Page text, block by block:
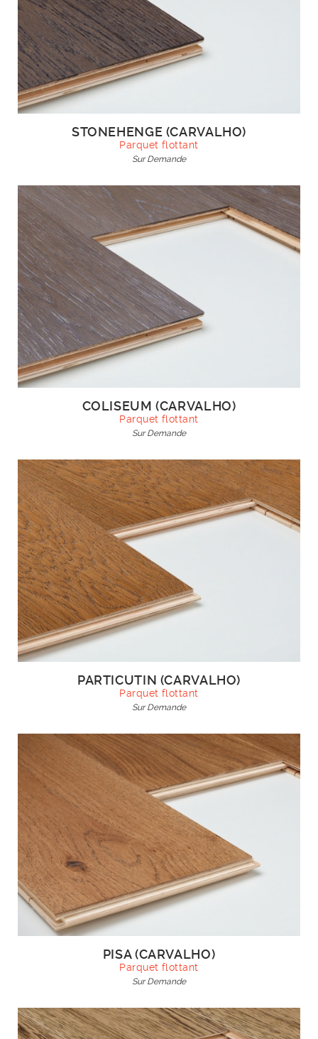
STONEHENGE (CARVALHO)
Parquet flottant
Sur Demande
COLISEUM (CARVALHO)
Parquet flottant
Sur Demande
PARTICUTIN (CARVALHO)
Parquet flottant
Sur Demande
PISA (CARVALHO)
Parquet flottant
Sur Demande